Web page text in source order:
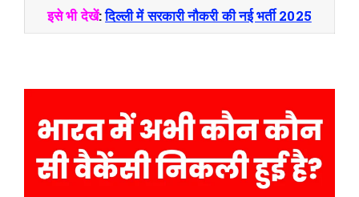
इसे भी देखें:दिल्ली में सरकारी नौकरी की नई भर्ती 2025